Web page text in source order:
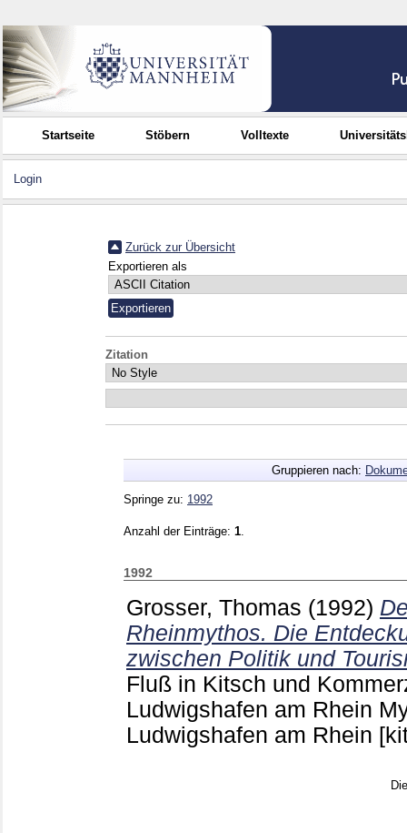
Startseite Stöbern Volltexte
Login
Zurück zur Übersicht
Exportieren als
Zitation
Gruppieren nach:
Springe zu: 1992
Anzahl der Einträge: 1
1992
Grosser, Thomas (1992)
Rheinmythos. Die
zwischen Politik und
Fluß in Kitsch und
Ludwigshafen am Rhein
Ludwigshafen am Rhein